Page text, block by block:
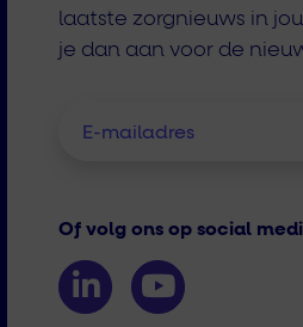
laatste zorgnieuws in
je dan aan voor de
Of volg ons op social